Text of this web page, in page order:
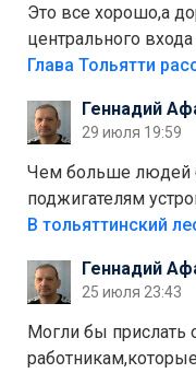
Это все хорошо,а
центрального
аттракционам
лежала в парке и
украли.
Геннадий
29 июля 19:59
Чем больше людей
поджигателям
костры,тех надо
Штрафы мизерные.
Геннадий
25 июля 23:43
Могли бы прислать